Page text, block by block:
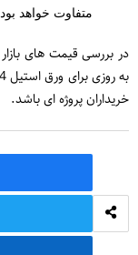
متفاوت خواهد
در بررسی قیمت ‌های
خریداران پروژه ‌ای باشد.